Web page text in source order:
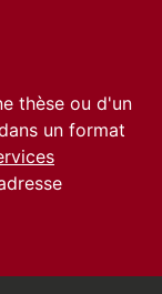
thèse ou d'un
un format